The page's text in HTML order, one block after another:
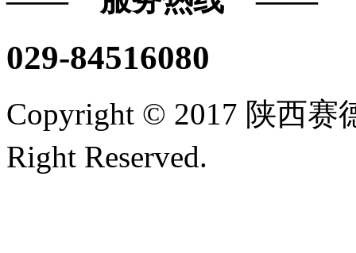
029-84516080
Copyright © 2017 陕西
Right Reserved.